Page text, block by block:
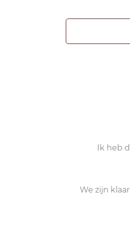
Ik heb
We zijn